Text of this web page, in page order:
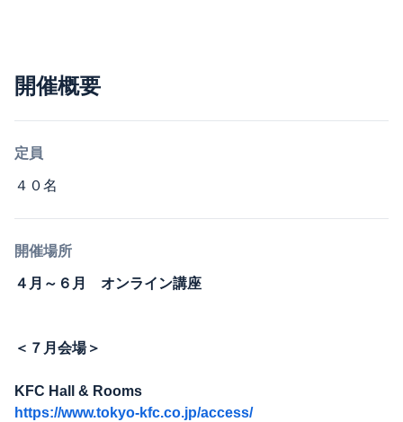
開催概要
定員
４０名
開催場所
４月～６月 オンライン講座
＜７月会場＞
KFC Hall & Rooms
https://www.tokyo-kfc.co.jp/access/